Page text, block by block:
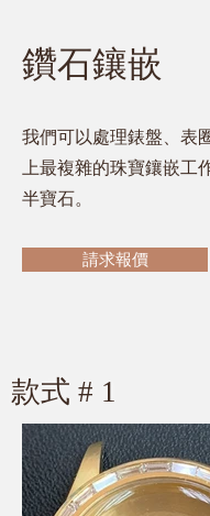
鑽石鑲嵌
我們可以處理錶盤、表
上最複雜的珠寶鑲嵌工
半寶石。
請求報價
​款式 # 1